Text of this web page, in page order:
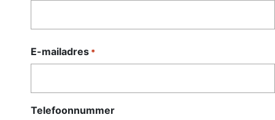
E-mailadres *
Telefoonnummer